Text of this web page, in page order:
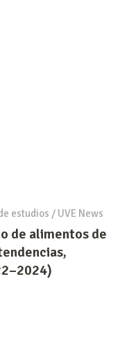
estudios / UVE News
de alimentos de